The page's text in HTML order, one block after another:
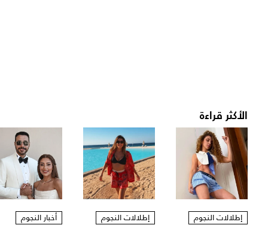
الأكثر قراءة
إطلالات النجوم إطلالات النجوم أخبار النجوم